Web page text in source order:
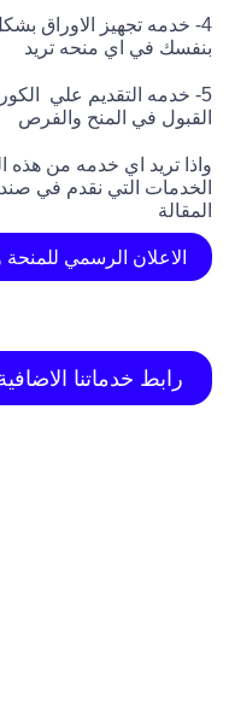
4- خدمه تجهيز الاوراق
بنفسك في اي منحه تريد
5- خدمه التقديم علي
القبول في المنح والفرص
واذا تريد اي خدمه من
الخدمات التي نقدم في
المقالة
الاعلان الرسمي للمنحة
رابط خدماتنا